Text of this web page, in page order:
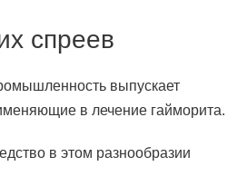
спреев
выпускает
в лечение гайморита.
в этом разнообразии